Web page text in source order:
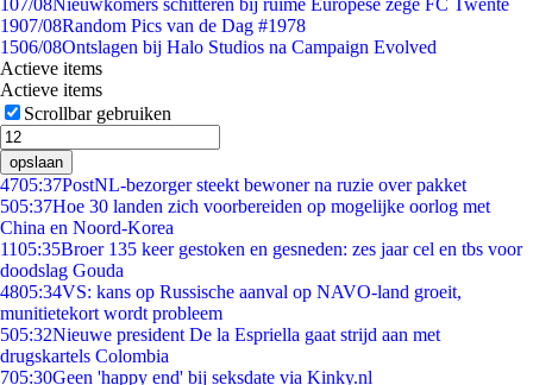
107/08Nieuwkomers schitteren bij ruime Europese zege FC Twente
1907/08Random Pics van de Dag #1978
1506/08Ontslagen bij Halo Studios na Campaign Evolved
Actieve items
Actieve items
Scrollbar gebruiken
opslaan
4705:37PostNL-bezorger steekt bewoner na ruzie over pakket
505:37Hoe 30 landen zich voorbereiden op mogelijke oorlog met
China en Noord-Korea
1105:35Broer 135 keer gestoken en gesneden: zes jaar cel en tbs voor
doodslag Gouda
4805:34VS: kans op Russische aanval op NAVO-land groeit,
munitietekort wordt probleem
505:32Nieuwe president De la Espriella gaat strijd aan met
drugskartels Colombia
705:30Geen 'happy end' bij seksdate via Kinky.nl